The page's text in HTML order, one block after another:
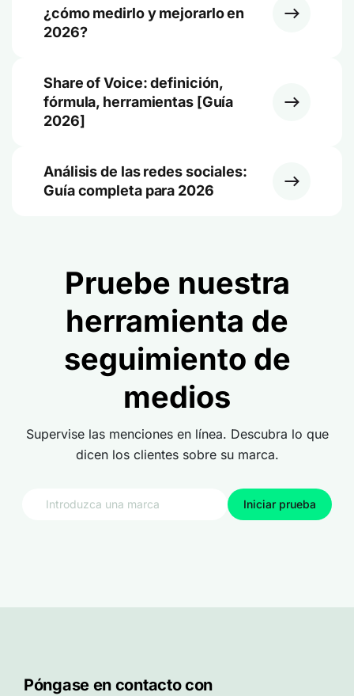
¿cómo medirlo y mejorarlo en
2026?
Share of Voice: definición,
fórmula, herramientas [Guía
2026]
Análisis de las redes sociales:
Guía completa para 2026
Pruebe nuestra
herramienta de
seguimiento de
medios
Supervise las menciones en línea. Descubra lo que
dicen los clientes sobre su marca.
Iniciar prueba
Póngase en contacto con